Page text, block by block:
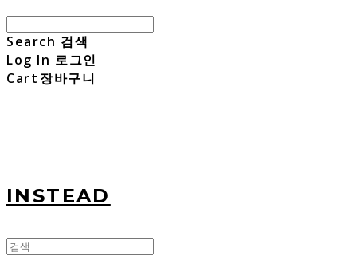
Search 검색
Log In 로그인
Cart 장바구니
INSTEAD